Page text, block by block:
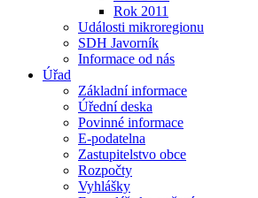
Rok 2011
Události mikroregionu
SDH Javorník
Informace od nás
Úřad
Základní informace
Úřední deska
Povinné informace
E-podatelna
Zastupitelstvo obce
Rozpočty
Vyhlášky